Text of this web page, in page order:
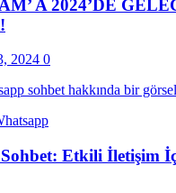
A 2024’DE
2024 0
Etkili İletişim